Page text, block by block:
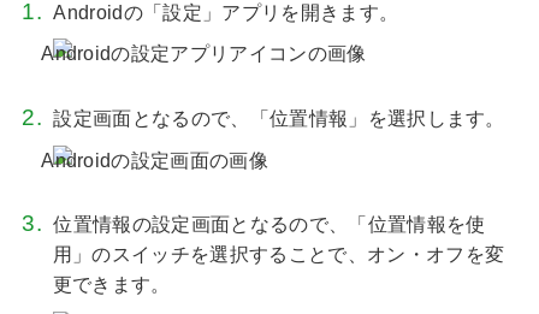
Androidの「設定」アプリを開きます。
設定画面となるので、「位置情報」を選択します。
位置情報の設定画面となるので、「位置情報を使
用」のスイッチを選択することで、オン・オフを変
更できます。